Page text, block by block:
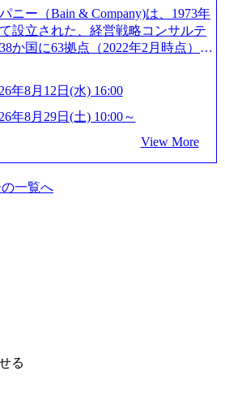
テック株式会社の雇用となりま
先に出向いての作業も発生しま
＞ Webアプリケーション、SaaS系
最上流のPoC(概念実証)支援から構
ト支援までを一気通貫で担当して
新技術とシステムを活用し、顧客
現に貢献します。 ＜PL/PM＞ 顧客
し、企画構想からアジャイル開発
気通貫で推進していただきます。
の中核として、企画・要件定義か
アリング、戦略策定、技術選定、
いただきます。 課題選定から顧客
サービス） カルビー：SAP HANAの
(https://www.accenture.com/jp-ja/ca
services/calbee)（消費財・サービ
従業員を擁しており(会計系BIG4
益率も約15％と驚異的な数字とな
今後も高い成長が見込まれる 多く
アビームコンサルティングに続い
定コンサルタント制度の有資格者
ーバルのポジショ
在し、本ツールを活用で上司の引
月時点）とフレキシブルな働き方を
業界・業種でのプロジェクト実績
基に独自の方法論やテンプレート
してお客様に最適なSAPコンサル
る https://storage.googleapis.com/our
アビー
資料 (https://www.abeam.com/content/
ABeamConsultingCompanyProfil
OF EXCELLENCE 2024』にお
改善を支援 食事・睡眠など可視
283587) アサヒグループホールディン
り、今後も成長性が大きくみられ
ニー（Bain & Company)は、1973年
設立された、経営戦略コンサルテ
か国に63拠点（2022年2月時点）、
単なるレポートではなく、『結
のもと、ベインは1973年に創業さ
確かな未来の中、競争に勝てるよ
に落とし込んでいる。 徹底した
ライアントのフルポテンシャル実
に見える成果を出すことを信条と
くつかわれる。針が少し東に傾い
ファー制度などが充実している。
ーバルメンバーも多く、グローバ
年8月12日(水) 16:00
年8月29日(土) 10:00～
View More
一覧へ
る